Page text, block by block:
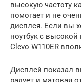
высокую частоту
помогает и не
дисплея. Если вы
ноутбук с высокой
Clevo W110ER
Дисплей показал